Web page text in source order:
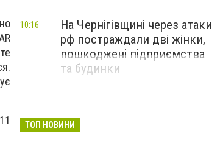
На Чернігівщині через атаки
рф постраждали дві жінки,
пошкоджені підприємства
та будинки
10:16
ТОП НОВИНИ